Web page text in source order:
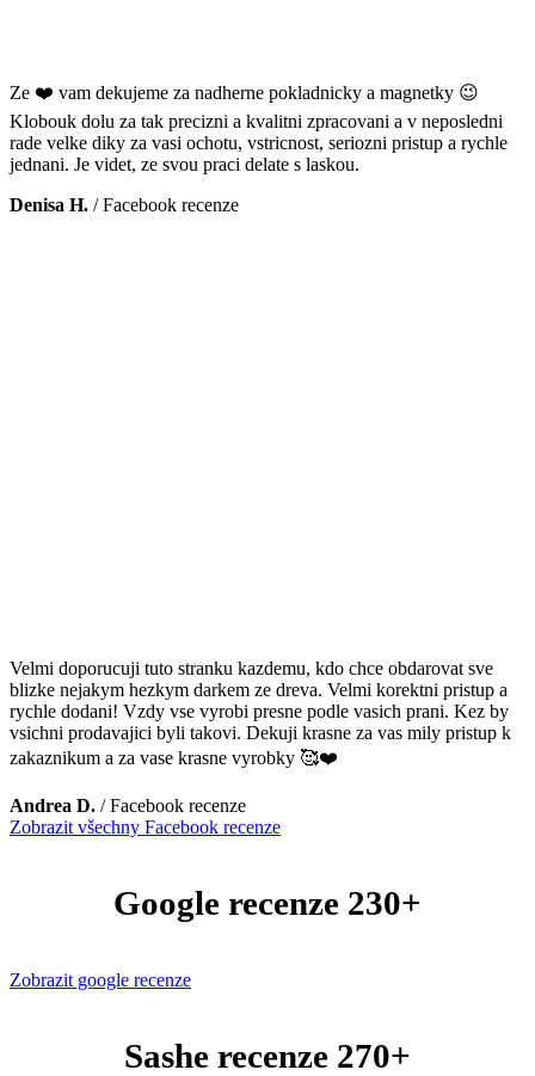
Ze ❤️ vam dekujeme za nadherne pokladnicky a magnetky 😉
Klobouk dolu za tak precizni a kvalitni zpracovani a v neposledni
rade velke diky za vasi ochotu, vstricnost, seriozni pristup a rychle
jednani. Je videt, ze svou praci delate s laskou.
Denisa H. /Facebook recenze
Velmi doporucuji tuto stranku kazdemu, kdo chce obdarovat sve
blizke nejakym hezkym darkem ze dreva. Velmi korektni pristup a
rychle dodani! Vzdy vse vyrobi presne podle vasich prani. Kez by
vsichni prodavajici byli takovi. Dekuji krasne za vas mily pristup k
zakaznikum a za vase krasne vyrobky 🥰❤️
Andrea D. /Facebook recenze
Zobrazit všechny Facebook recenze
Google recenze 230+
Zobrazit google recenze
Sashe recenze 270+